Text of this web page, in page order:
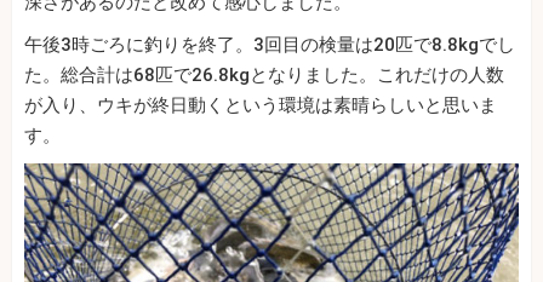
午後3時ごろに釣りを終了。3回目の検量は20匹で8.8kgでし
た。総合計は68匹で26.8kgとなりました。これだけの人数
が入り、ウキが終日動くという環境は素晴らしいと思いま
す。